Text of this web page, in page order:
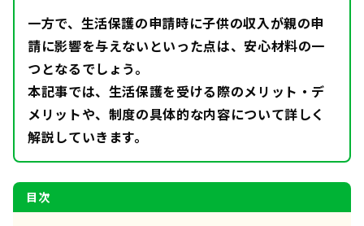
一方で、生活保護の申請時に子供の収入が親の申
請に影響を与えないといった点は、安心材料の一
つとなるでしょう。
本記事では、生活保護を受ける際のメリット・デ
メリットや、制度の具体的な内容について詳しく
解説していきます。
目次